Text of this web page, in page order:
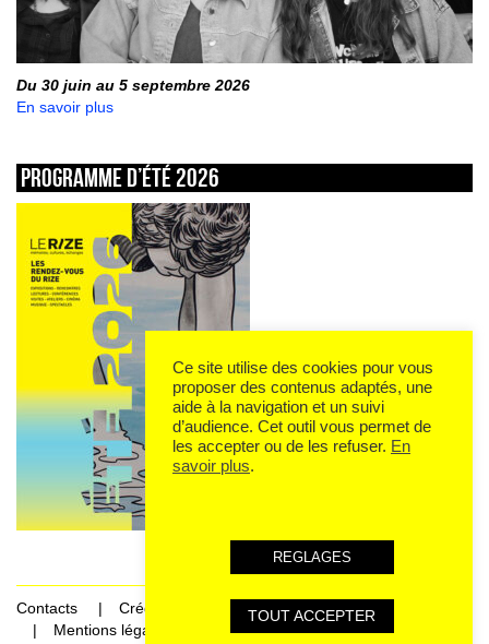
Du 30 juin au 5 septembre 2026
En savoir plus
Programme d’été 2026
Contacts
Crédits
Mentions légales et données personnelles
Ce site utilise des cookies pour vous
proposer des contenus adaptés, une
aide à la navigation et un suivi
d’audience. Cet outil vous permet de
les accepter ou de les refuser. En
savoir plus.
REGLAGES
TOUT ACCEPTER